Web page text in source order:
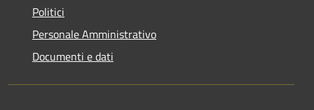
Politici
Personale Amministrativo
Documenti e dati